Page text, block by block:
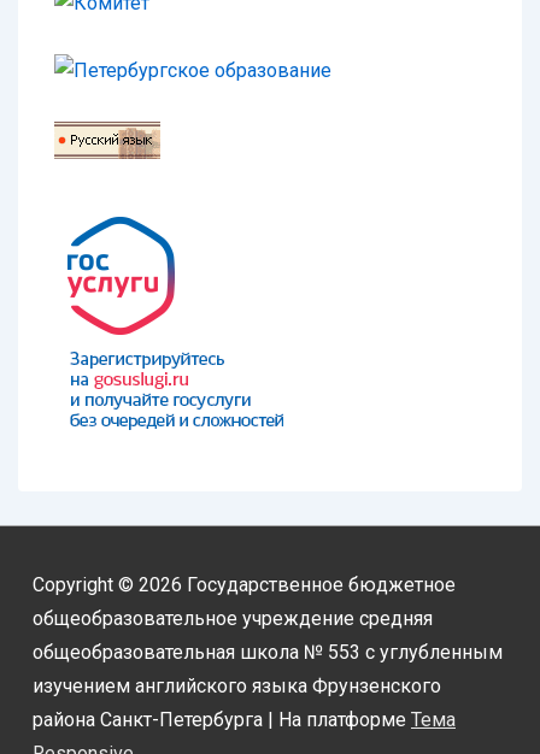
Copyright © 2026 Государственное бюджетное
общеобразовательное учреждение средняя
общеобразовательная школа № 553 с углубленным
изучением английского языка Фрунзенского
района Санкт-Петербурга
| На платформе Тема